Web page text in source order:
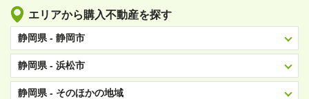
エリアから購入不動産を探す
静岡県 - 静岡市
静岡県 - 浜松市
静岡県 - そのほかの地域